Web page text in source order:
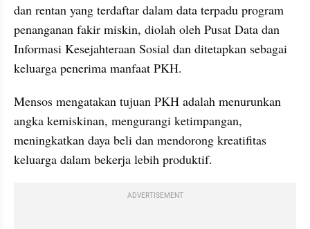
dan rentan yang terdaftar dalam data terpadu program
penanganan fakir miskin, diolah oleh Pusat Data dan
Informasi Kesejahteraan Sosial dan ditetapkan sebagai
keluarga penerima manfaat PKH.
Mensos mengatakan tujuan PKH adalah menurunkan
angka kemiskinan, mengurangi ketimpangan,
meningkatkan daya beli dan mendorong kreatifitas
keluarga dalam bekerja lebih produktif.
ADVERTISEMENT